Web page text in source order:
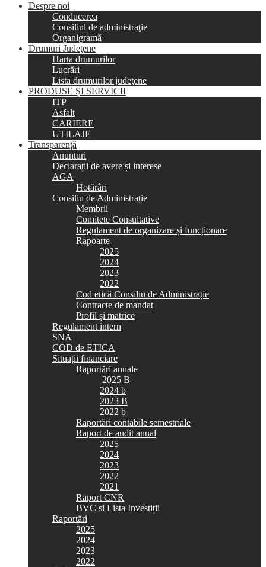
Despre noi
Conducerea
Consiliul de administraţie
Organigramă
Drumuri Judeţene
Harta drumurilor
Lucrări
Lista drumurilor judeţene
PRODUSE ȘI SERVICII
ITP
Asfalt
CARIERE
UTILAJE
Transparență
Anunturi
Declarații de avere și interese
AGA
Hotărâri
Consiliu de Administrație
Membrii
Comitete Consultative
Regulament de organizare și funcționare
Rapoarte
2025
2024
2023
2022
Cod etică Consiliu de Administrație
Contracte de mandat
Profil și matrice
Regulament intern
SNA
COD de ETICA
Situații financiare
Raportări anuale
2025 B
2024 b
2023 B
2022 b
Raportări contabile semestriale
Raport de audit anual
2025
2024
2023
2022
2021
Raport CNR
BVC si Lista Investiții
Raportări
2025
2024
2023
2022